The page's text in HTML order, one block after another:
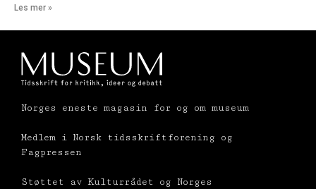
Les mer »
Norges eneste magasin for og om museum
Medlem i Norsk tidsskriftforening og
Fagpressen
Støttet av Kulturrådet og Norges